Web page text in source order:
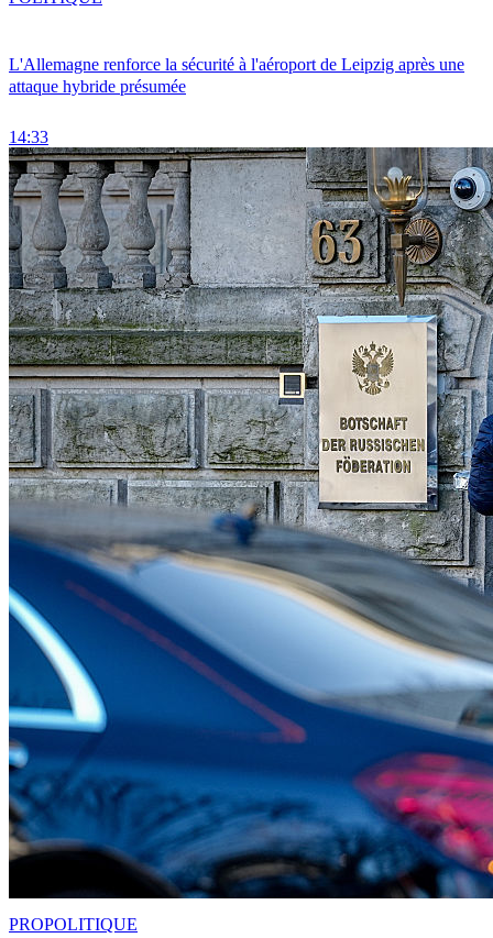
L'Allemagne renforce la sécurité à l'aéroport de Leipzig après une
attaque hybride présumée
14:33
PROPOLITIQUE